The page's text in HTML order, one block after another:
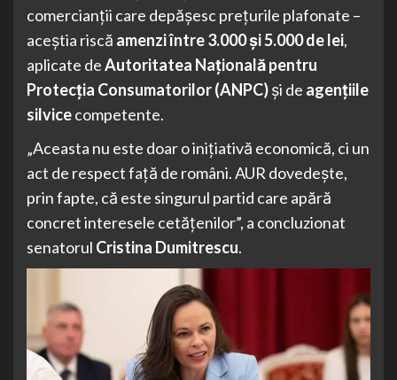
comercianții care depășesc prețurile plafonate –
aceștia riscă amenzi între 3.000 și 5.000 de lei,
aplicate deAutoritatea Națională pentru
Protecția Consumatorilor (ANPC)și de agențiile
silvicecompetente.
„Aceasta nu este doar o inițiativă economică, ci un
act de respect față de români. AUR dovedește,
prin fapte, că este singurul partid care apără
concret interesele cetățenilor”, a concluzionat
senatorul Cristina Dumitrescu.